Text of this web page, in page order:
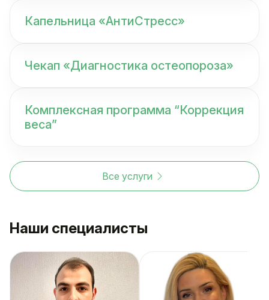
Капельница «АнтиСтресс»
Чекап «Диагностика остеопороза»
Комплексная программа “Коррекция
веса”
Все услуги
Наши специалисты